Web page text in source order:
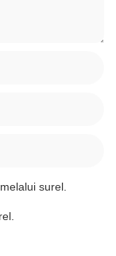
surel.